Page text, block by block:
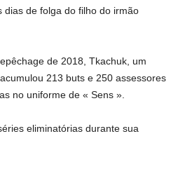
dias de folga do filho do irmão
de 2018, Tkachuk, um
213 buts e 250 assessores
no uniforme de « Sens ».
eliminatórias durante sua